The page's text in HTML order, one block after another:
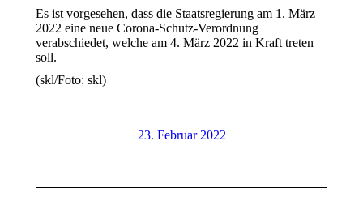
Es ist vorgesehen, dass die Staatsregierung am 1. März
2022 eine neue Corona-Schutz-Verordnung
verabschiedet, welche am 4. März 2022 in Kraft treten
soll.
(skl/Foto: skl)
23. Februar 2022